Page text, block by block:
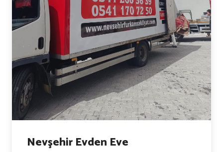
Nevşehir Evden Eve